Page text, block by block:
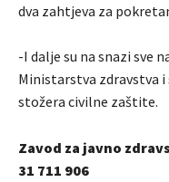
dva zahtjeva za
-I dalje su na snazi sve
Ministarstva zdravstva
stožera civilne zaštite.
Zavod za javno
31 711 906